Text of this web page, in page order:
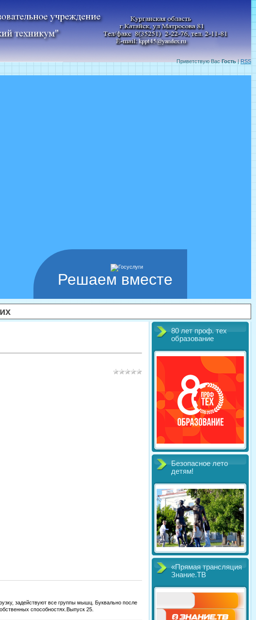
Приветствую Вас Гость|RSS
Решаем вместе
задействуют все группы мышц. Буквально после
способностях.Выпуск 25.
80 лет проф. тех
образование
Безопасное лето
детям!
«Прямая трансляция
Знание.ТВ